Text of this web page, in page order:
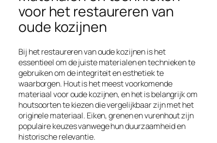
voor het restaureren van
oude kozijnen
Bij het restaureren van oude kozijnen is het
essentieel om de juiste materialen en technieken te
gebruiken om de integriteit en esthetiek te
waarborgen. Hout is het meest voorkomende
materiaal voor oude kozijnen, en het is belangrijk om
houtsoorten te kiezen die vergelijkbaar zijn met het
originele materiaal. Eiken, grenen en vurenhout zijn
populaire keuzes vanwege hun duurzaamheid en
historische relevantie.